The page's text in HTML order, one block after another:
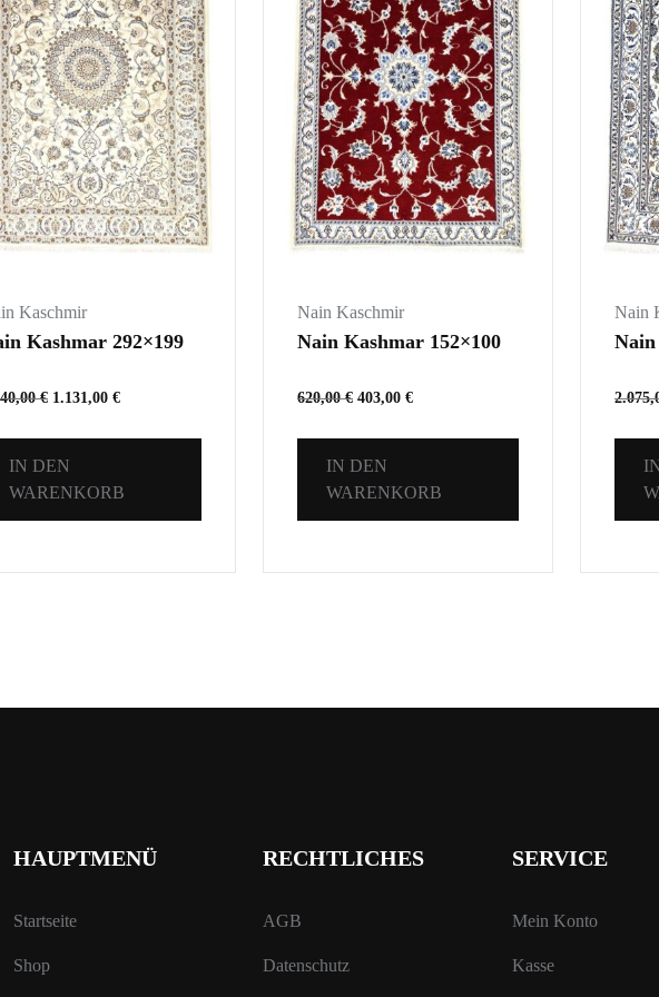
Kaschmir
Kashmar 292×199
€ 1.131,00 €
IN DEN
WARENKORB
Nain Kaschmir
Nain Kashmar 152×100
620,00€ 403,00 €
IN DEN
WARENKORB
Nain
Nain
HAUPTMENÜ
Startseite
Shop
RECHTLICHES
AGB
Datenschutz
SERVICE
Mein Konto
Kasse